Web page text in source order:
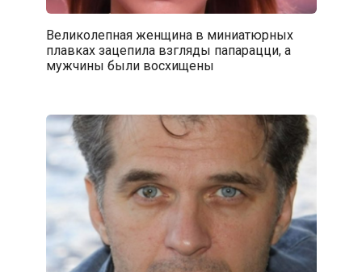
Великолепная женщина в миниатюрных
плавках зацепила взгляды папарацци, а
мужчины были восхищены